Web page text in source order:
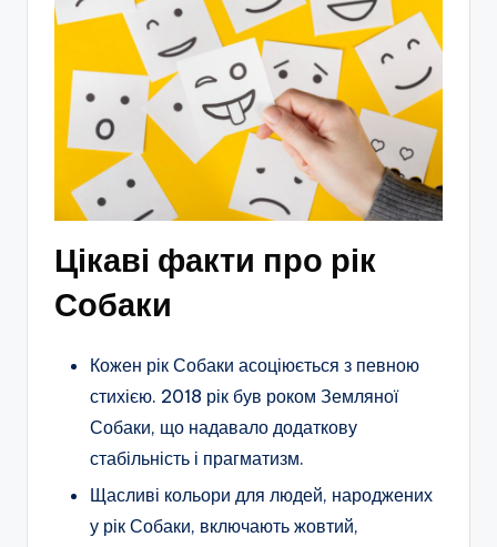
Цікаві факти про рік
Собаки
Кожен рік Собаки асоціюється з певною
стихією. 2018 рік був роком Земляної
Собаки, що надавало додаткову
стабільність і прагматизм.
Щасливі кольори для людей, народжених
у рік Собаки, включають жовтий,